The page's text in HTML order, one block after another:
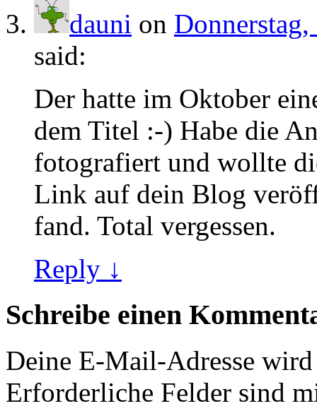
dauni on
said:
Der hatte im Oktober
dem Titel :-) Habe die
fotografiert und wollte
Link auf dein Blog
fand. Total vergessen.
Reply ↓
Schreibe einen
Deine E-Mail-Adresse
Erforderliche Felder sind